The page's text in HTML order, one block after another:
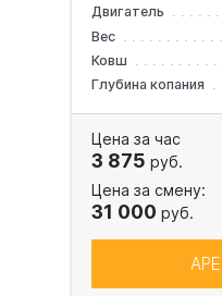
Двигатель
Вес
Ковш
Глубина копания
Цена за час
3 875 руб.
Цена за смену:
31 000 руб.